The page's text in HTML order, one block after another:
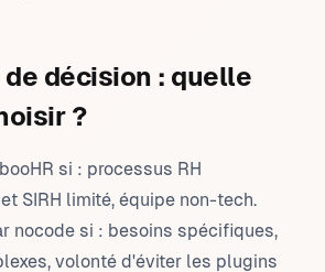
décision : quelle
?
si : processus RH
SIRH limité, équipe non-tech.
nocode si : besoins spécifiques,
volonté d'éviter les plugins